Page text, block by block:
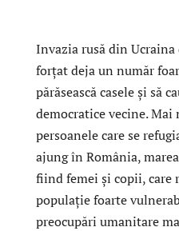
Invazia rusă din
forțat deja un număr
părăsească casele și să
democratice vecine.
persoanele care se
ajung în România,
fiind femei și copii, care
populație foarte
preocupări umanitare